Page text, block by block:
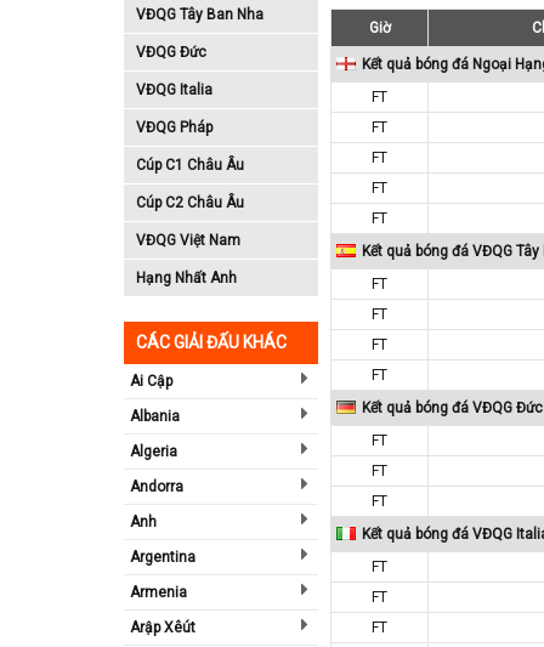
VĐQG Tây Ban Nha
VĐQG Đức
VĐQG Italia
VĐQG Pháp
Cúp C1 Châu Âu
Cúp C2 Châu Âu
VĐQG Việt Nam
Hạng Nhất Anh
CÁC GIẢI ĐẤU KHÁC
Ai Cập
Albania
Algeria
Andorra
Anh
Argentina
Armenia
Arập Xêút
Giờ
Kết quả bóng đá Ngoại
FT
FT
FT
FT
FT
Kết quả bóng đá VĐQG Tây
FT
FT
FT
FT
Kết quả bóng đá VĐQG Đức
FT
FT
FT
Kết quả bóng đá VĐQG
FT
FT
FT